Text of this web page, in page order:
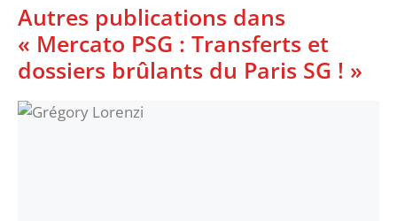
Autres publications dans
« Mercato PSG : Transferts et
dossiers brûlants du Paris SG ! »